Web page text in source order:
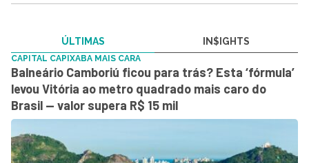
ÚLTIMAS IN$IGHTS
CAPITAL CAPIXABA MAIS CARA
Balneário Camboriú ficou para trás? Esta ‘fórmula’
levou Vitória ao metro quadrado mais caro do
Brasil — valor supera R$ 15 mil